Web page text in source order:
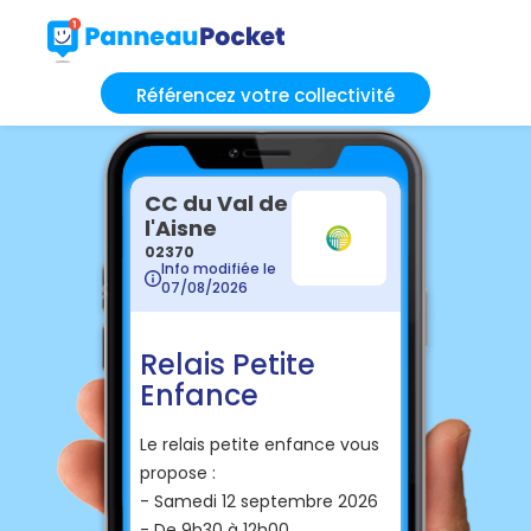
Référencez votre collectivité
CC du Val de
l'Aisne
02370
Info modifiée le
07/08/2026
Relais Petite
Enfance
Le relais petite enfance vous
propose :
- Samedi 12 septembre 2026